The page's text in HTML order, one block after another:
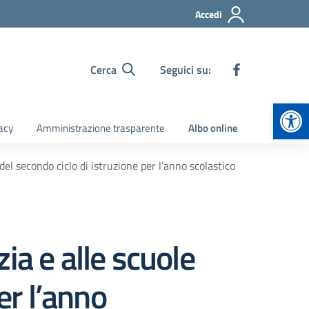
Accedi
Cerca Seguici su:
Amministrazione trasparente Albo online
secondo ciclo di istruzione per l’anno scolastico
e alle scuole
l’anno